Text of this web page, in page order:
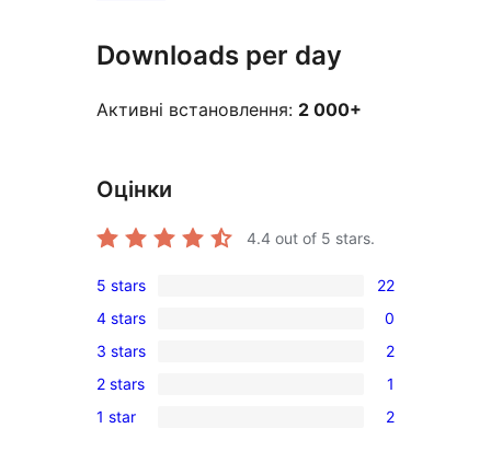
Downloads per day
Активні встановлення: 2 000+
Оцінки
4.4 out of 5 stars.
22
5-
star
reviews
5 stars 22
0
4-
star
reviews
4 stars 0
2
3-
star
3 stars 2
1
2-
2 stars 1
2
1 star 2